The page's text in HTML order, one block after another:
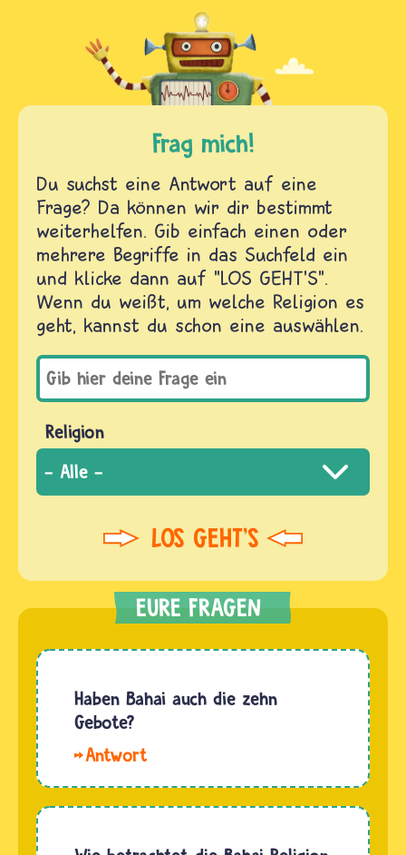
Frag mich!
Du suchst eine Antwort auf eine
Frage? Da können wir dir bestimmt
weiterhelfen. Gib einfach einen oder
mehrere Begriffe in das Suchfeld ein
und klicke dann auf "LOS GEHT'S".
Wenn du weißt, um welche Religion es
geht, kannst du schon eine auswählen.
Religion
Haben Bahai auch die zehn
Gebote?
Sophie.
heiligen